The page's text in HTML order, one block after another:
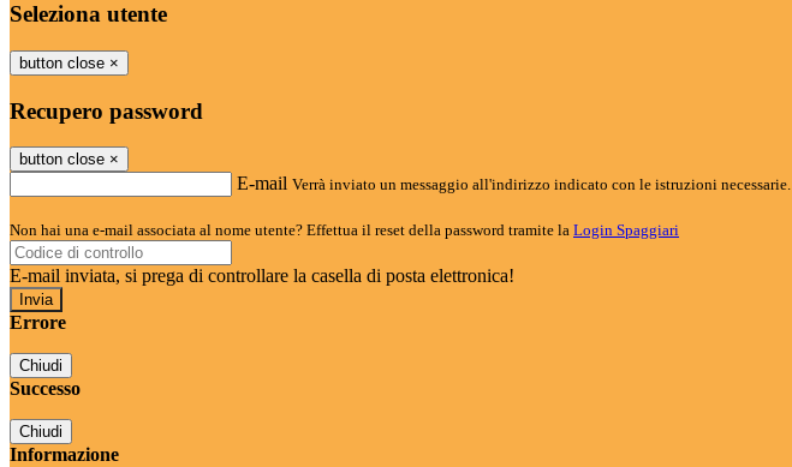
Seleziona utente
button close ×
Recupero password
button close ×
E-mail Verrà inviato un messaggio all'indirizzo indicato con le istruzioni necessarie.
Non hai una e-mail associata al nome utente? Effettua il reset della password tramite la Login Spaggiari
E-mail inviata, si prega di controllare la casella di posta elettronica!
Errore
Chiudi
Successo
Chiudi
Informazione